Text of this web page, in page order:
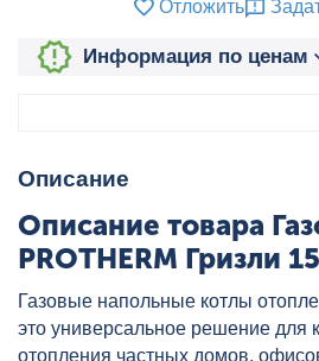
Отложить
Информация по ценам
Описание
Описание товара
PROTHERM Гризли
артикул: 150KLOR12
Газовые напольные котлы
это универсальное решение для
отопления частных домов,